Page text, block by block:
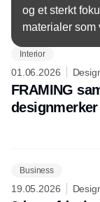
og et sterkt
materialer som
objekter. Det
å skape
Interior
01.06.2026
FRAMING
designmerker
Business
19.05.2026